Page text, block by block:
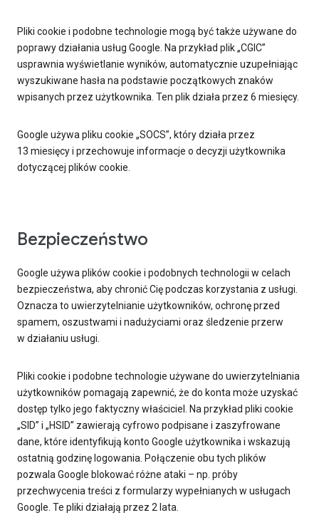
Pliki cookie i podobne technologie mogą być także używane do
poprawy działania usług Google. Na przykład plik „CGIC”
usprawnia wyświetlanie wyników, automatycznie uzupełniając
wyszukiwane hasła na podstawie początkowych znaków
wpisanych przez użytkownika. Ten plik działa przez 6 miesięcy.
Google używa pliku cookie „SOCS”, który działa przez
13 miesięcy i przechowuje informacje o decyzji użytkownika
dotyczącej plików cookie.
Bezpieczeństwo
Google używa plików cookie i podobnych technologii w celach
bezpieczeństwa, aby chronić Cię podczas korzystania z usługi.
Oznacza to uwierzytelnianie użytkowników, ochronę przed
spamem, oszustwami i nadużyciami oraz śledzenie przerw
w działaniu usługi.
Pliki cookie i podobne technologie używane do uwierzytelniania
użytkowników pomagają zapewnić, że do konta może uzyskać
dostęp tylko jego faktyczny właściciel. Na przykład pliki cookie
„SID” i „HSID” zawierają cyfrowo podpisane i zaszyfrowane
dane, które identyfikują konto Google użytkownika i wskazują
ostatnią godzinę logowania. Połączenie obu tych plików
pozwala Google blokować różne ataki – np. próby
przechwycenia treści z formularzy wypełnianych w usługach
Google. Te pliki działają przez 2 lata.